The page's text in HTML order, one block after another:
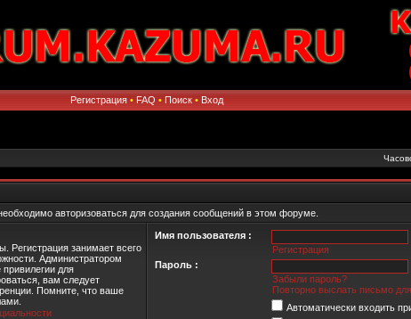
Регистрация • FAQ • Поиск • Вход
авторизоваться для создания сообщений в этом форуме.
Регистрация занимает всего
Администратором
для
вам следует
Помните, что ваше
Имя пользователя :
Регистрация
Пароль :
Забыли пароль?
Повторно выслать письмо
Автоматически входить